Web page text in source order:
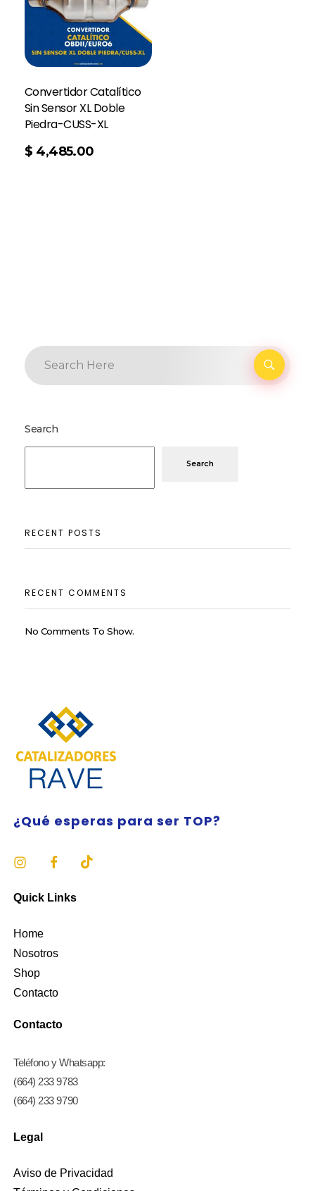
Convertidor Catalítico
Sin Sensor XL Doble
Piedra-CUSS-XL
$ 4,485.00
Search
Search
RECENT POSTS
RECENT COMMENTS
No Comments To Show.
¿Qué esperas para ser TOP?
Quick Links
Home
Nosotros
Shop
Contacto
Contacto
Teléfono y Whatsapp:
(664) 233 9783
(664) 233 9790
Legal
Aviso de Privacidad